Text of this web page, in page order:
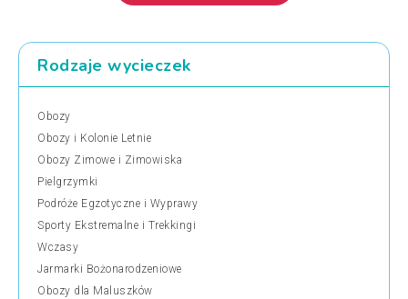
Rodzaje wycieczek
Obozy
Obozy i Kolonie Letnie
Obozy Zimowe i Zimowiska
Pielgrzymki
Podróże Egzotyczne i Wyprawy
Sporty Ekstremalne i Trekkingi
Wczasy
Jarmarki Bożonarodzeniowe
Obozy dla Maluszków